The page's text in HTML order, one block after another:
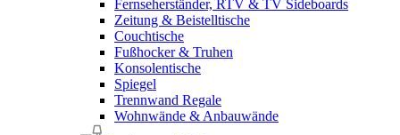
Fernseherständer, RTV & TV Sideboards
Zeitung & Beistelltische
Couchtische
Fußhocker & Truhen
Konsolentische
Spiegel
Trennwand Regale
Wohnwände & Anbauwände